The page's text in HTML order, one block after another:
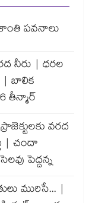
పవనాలు
నీరు | ధరల
| బాలిక
తీన్మార్
వరద
| చందా
పెద్దన్న
మురిసే... |